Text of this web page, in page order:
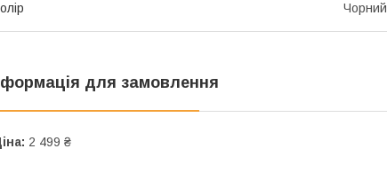
Чорний
для замовлення
2 499 ₴